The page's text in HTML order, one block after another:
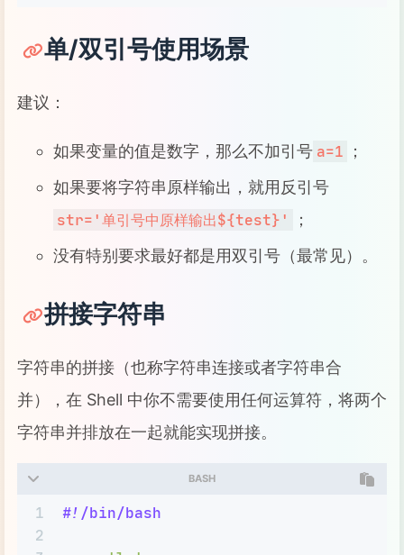
单/双引号使用场景
建议：
如果变量的值是数字，那么不加引号 a=1
；
如果要将字符串原样输出，就用反引号
str='单引号中原样输出${test}'
；
没有特别要求最好都是用双引号（最常见）。
拼接字符串
字符串的拼接（也称字符串连接或者字符串合
并），在 Shell 中你不需要使用任何运算符，将两个
字符串并排放在一起就能实现拼接。
BASH
1
2
#!/bin/bash